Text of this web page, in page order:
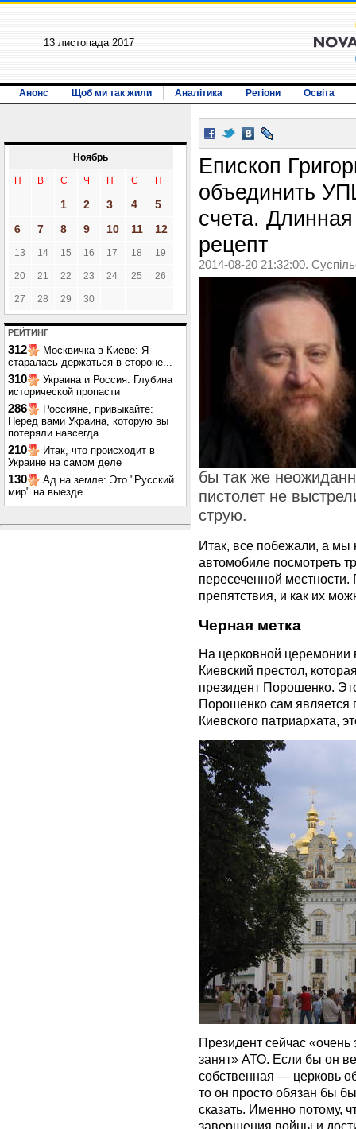
13 листопада 2017
Анонс Щоб ми так жили Аналітика Регіони Освіта
Ноябрь
П В С Ч П С Н
1 2 3 4
5
6
7 8 9 10 11 12
13 14 15 16 17 18 19
20 21 22 23 24 25 26
27 28 29 30
РЕЙТИНГ
312
Москвичка в Киеве: Я
старалась держаться в стороне...
310
Украина и Россия: Глубина
исторической пропасти
286
Россияне, привыкайте:
Перед вами Украина, которую вы
потеряли навсегда
210
Итак, что происходит в
Украине на самом деле
130
Ад на земле: Это "Русский
мир" на выезде
Епископ
объединить
счета.
рецепт
2014-08-20 21:32:00.
бы так же
пистолет не
струю.
Итак, все побежали, а мы
автомобиле посмотреть
пересеченной
препятствия, и как их
Черная метка
На церковной церемонии
Киевский престол,
президент Порошенко.
Порошенко сам
Киевского патриархата,
Президент сейчас
занят» АТО. Если бы он
собственная — церковь
то он просто обязан бы
сказать. Именно потому,
завершения войны и